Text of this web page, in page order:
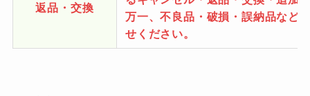
返品・交換
万一、不良品・破損・誤納品など
せください。